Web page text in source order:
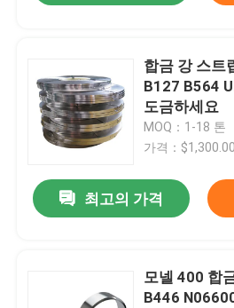
합금 강 스트
B127 B564
도금하세요
MOQ：1-18 톤
가격：
최고의 가격
모넬 400 합금
B446